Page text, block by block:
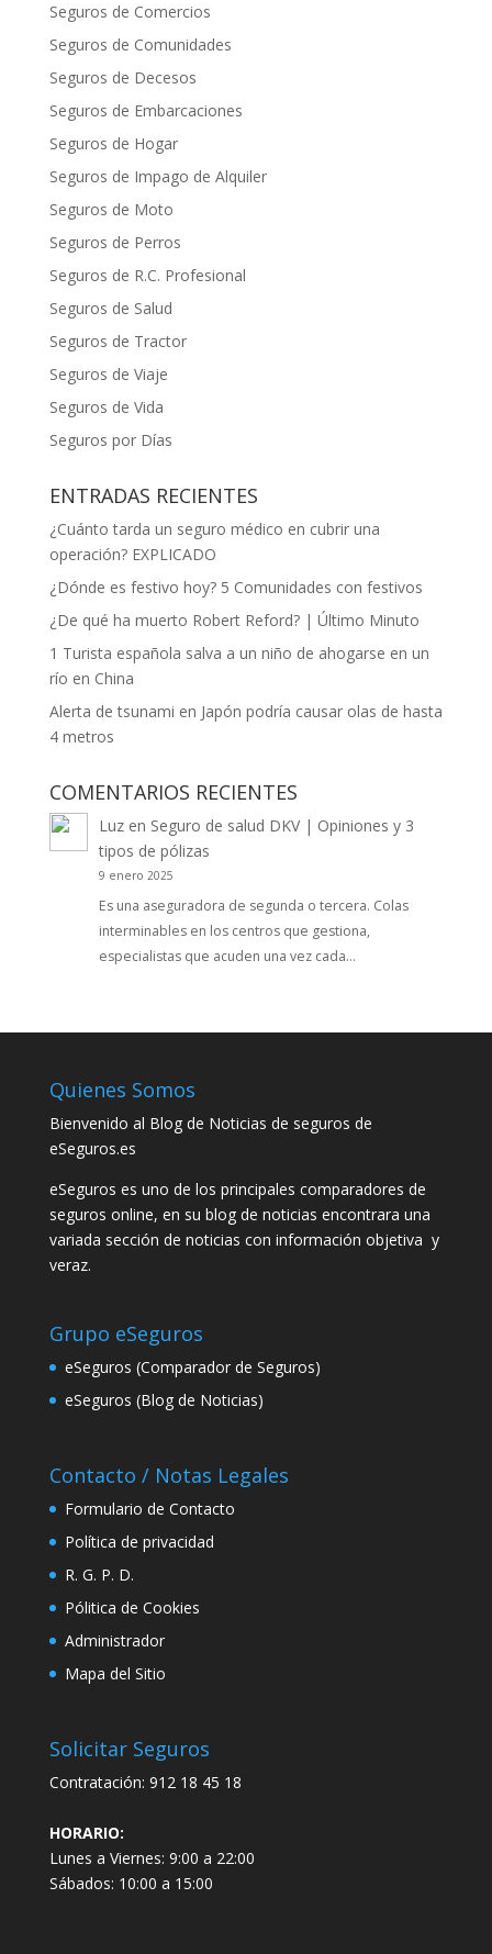
Seguros de Comercios
Seguros de Comunidades
Seguros de Decesos
Seguros de Embarcaciones
Seguros de Hogar
Seguros de Impago de Alquiler
Seguros de Moto
Seguros de Perros
Seguros de R.C. Profesional
Seguros de Salud
Seguros de Tractor
Seguros de Viaje
Seguros de Vida
Seguros por Días
ENTRADAS RECIENTES
¿Cuánto tarda un seguro médico en cubrir una
operación? EXPLICADO
¿Dónde es festivo hoy? 5 Comunidades con festivos
¿De qué ha muerto Robert Reford? | Último Minuto
1 Turista española salva a un niño de ahogarse en un
río en China
Alerta de tsunami en Japón podría causar olas de hasta
4 metros
COMENTARIOS RECIENTES
Luz en Seguro de salud DKV | Opiniones y 3
tipos de pólizas
9 enero 2025
Es una aseguradora de segunda o tercera. Colas
interminables en los centros que gestiona,
especialistas que acuden una vez cada…
Quienes Somos
Bienvenido al Blog de Noticias de seguros de
eSeguros.es
eSeguros es uno de los principales comparadores de
seguros online, en su blog de noticias encontrara una
variada sección de noticias con información objetiva y
veraz.
Grupo eSeguros
eSeguros (Comparador de Seguros)
eSeguros (Blog de Noticias)
Contacto / Notas Legales
Formulario de Contacto
Política de privacidad
R. G. P. D.
Pólitica de Cookies
Administrador
Mapa del Sitio
Solicitar Seguros
Contratación: 912 18 45 18
HORARIO:
Lunes a Viernes: 9:00 a 22:00
Sábados: 10:00 a 15:00